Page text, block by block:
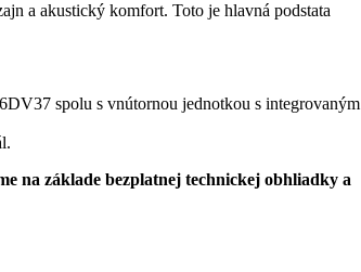
a akustický komfort. Toto je hlavná podstata
spolu s vnútornou jednotkou s integrovaným
na základe bezplatnej technickej obhliadky a